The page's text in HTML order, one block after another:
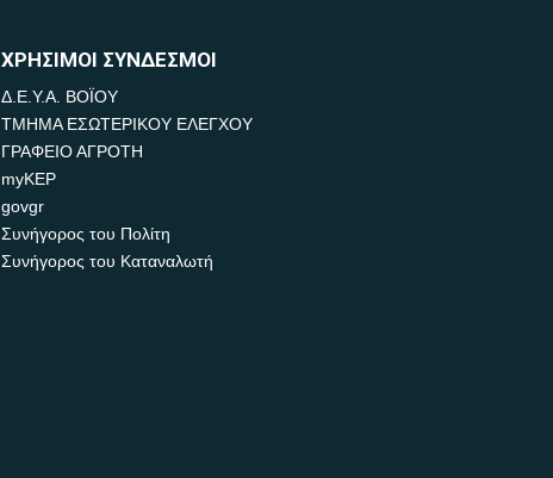
ΧΡΗΣΙΜΟΙ ΣΥΝΔΕΣΜΟΙ
Δ.Ε.Υ.Α. ΒΟΪΟΥ
ΤΜΗΜΑ ΕΣΩΤΕΡΙΚΟΥ ΕΛΕΓΧΟΥ
ΓΡΑΦΕΙΟ ΑΓΡΟΤΗ
myKEP
govgr
Συνήγορος του Πολίτη
Συνήγορος του Καταναλωτή